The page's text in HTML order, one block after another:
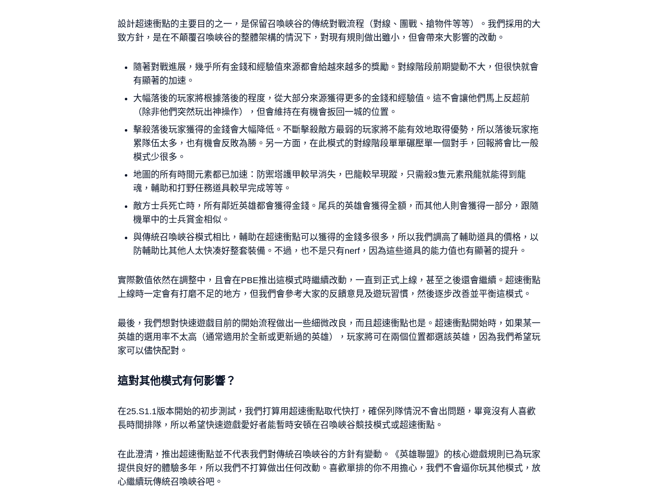
設計超速衝點的主要目的之一，是保留召喚峽谷的傳統對戰流程（對線、團戰、搶物件等等）。我們採用的大
致方針，是在不顛覆召喚峽谷的整體架構的情況下，對現有規則做出雖小，但會帶來大影響的改動。
隨著對戰進展，幾乎所有金錢和經驗值來源都會給越來越多的獎勵。對線階段前期變動不大，但很快就會
有顯著的加速。
大幅落後的玩家將根據落後的程度，從大部分來源獲得更多的金錢和經驗值。這不會讓他們馬上反超前
（除非他們突然玩出神操作），但會維持在有機會扳回一城的位置。
擊殺落後玩家獲得的金錢會大幅降低。不斷擊殺敵方最弱的玩家將不能有效地取得優勢，所以落後玩家拖
累隊伍太多，也有機會反敗為勝。另一方面，在此模式的對線階段單單碾壓單一個對手，回報將會比一般
模式少很多。
地圖的所有時間元素都已加速：防禦塔護甲較早消失，巴龍較早現蹤，只需殺3隻元素飛龍就能得到龍
魂，輔助和打野任務道具較早完成等等。
敵方士兵死亡時，所有鄰近英雄都會獲得金錢。尾兵的英雄會獲得全額，而其他人則會獲得一部分，跟隨
機單中的士兵賞金相似。
與傳統召喚峽谷模式相比，輔助在超速衝點可以獲得的金錢多很多，所以我們調高了輔助道具的價格，以
防輔助比其他人太快凑好整套裝備。不過，也不是只有nerf，因為這些道具的能力值也有顯著的提升。
實際數值依然在調整中，且會在PBE推出這模式時繼續改動，一直到正式上線，甚至之後還會繼續。超速衝點
上線時一定會有打磨不足的地方，但我們會參考大家的反饋意見及遊玩習慣，然後逐步改善並平衡這模式。
最後，我們想對快速遊戲目前的開始流程做出一些細微改良，而且超速衝點也是。超速衝點開始時，如果某一
英雄的選用率不太高（通常適用於全新或更新過的英雄），玩家將可在兩個位置都選該英雄，因為我們希望玩
家可以儘快配對。
這對其他模式有何影響？
在25.S1.1版本開始的初步測試，我們打算用超速衝點取代快打，確保列隊情況不會出問題，畢竟沒有人喜歡
長時間排隊，所以希望快速遊戲愛好者能暫時安頓在召喚峽谷競技模式或超速衝點。
在此澄清，推出超速衝點並不代表我們對傳統召喚峽谷的方針有變動。《英雄聯盟》的核心遊戲規則已為玩家
提供良好的體驗多年，所以我們不打算做出任何改動。喜歡單排的你不用擔心，我們不會逼你玩其他模式，放
心繼續玩傳統召喚峽谷吧。